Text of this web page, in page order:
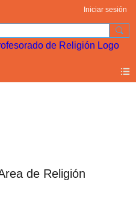
Iniciar sesión
de Religión